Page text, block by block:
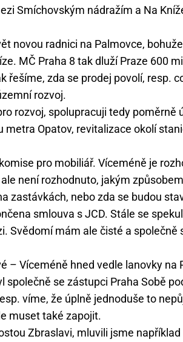
Smíchovským nádražím a Na
novou radnici na Palmovce,
MČ Praha 8 tak dluží Praze 600
řešíme, zda se prodej povolí, resp.
rozvoj.
rozvoj, spolupracuji tedy poměrně
Opatov, revitalizace okolí
pro mobiliář. Víceméně je
není rozhodnuto, jakým
zastávkách, nebo zda se budou
smlouva s JCD. Stále se
Svědomí mám ale čisté a
– Víceméně hned vedle lanovky na
společně se zástupci Praha Sobě
víme, že úplně jednoduše to
muset také zapojit.
Zbraslavi, mluvili jsme